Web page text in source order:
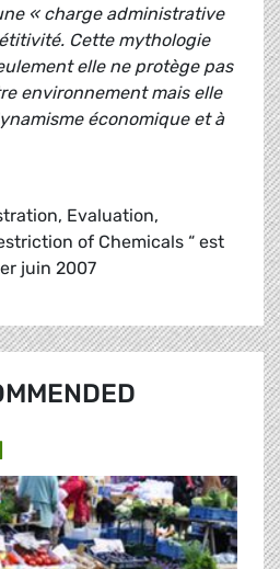
« charge administrative
Cette mythologie
elle ne protège pas
environnement mais elle
économique et à
Evaluation,
of Chemicals “ est
juin 2007